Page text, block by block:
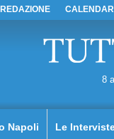
REDAZIONE
8
Napoli Le